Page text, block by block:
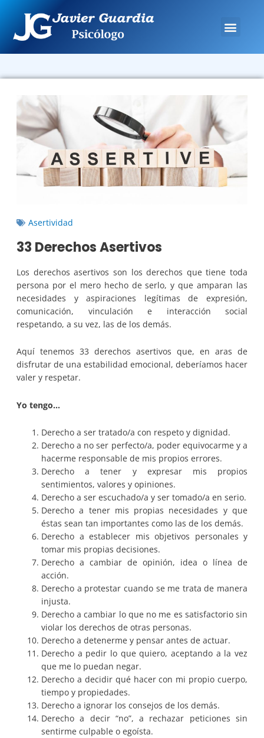
Asertividad
33 Derechos Asertivos
Los derechos asertivos son los derechos que tiene toda
persona por el mero hecho de serlo, y que amparan las
necesidades y aspiraciones legítimas de expresión,
comunicación, vinculación e interacción social
respetando, a su vez, las de los demás.
Aquí tenemos 33 derechos asertivos que, en aras de
disfrutar de una estabilidad emocional, deberíamos hacer
valer y respetar.
Yo tengo…
Derecho a ser tratado/a con respeto y dignidad.
Derecho a no ser perfecto/a, poder equivocarme y a
hacerme responsable de mis propios errores.
Derecho a tener y expresar mis propios
sentimientos, valores y opiniones.
Derecho a ser escuchado/a y ser tomado/a en serio.
Derecho a tener mis propias necesidades y que
éstas sean tan importantes como las de los demás.
Derecho a establecer mis objetivos personales y
tomar mis propias decisiones.
Derecho a cambiar de opinión, idea o línea de
acción.
Derecho a protestar cuando se me trata de manera
injusta.
Derecho a cambiar lo que no me es satisfactorio sin
violar los derechos de otras personas.
Derecho a detenerme y pensar antes de actuar.
Derecho a pedir lo que quiero, aceptando a la vez
que me lo puedan negar.
Derecho a decidir qué hacer con mi propio cuerpo,
tiempo y propiedades.
Derecho a ignorar los consejos de los demás.
Derecho a decir “no”, a rechazar peticiones sin
sentirme culpable o egoísta.